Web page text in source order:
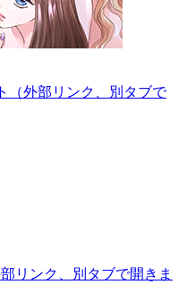
（外部リンク、別タブで
部リンク、別タブで開きま